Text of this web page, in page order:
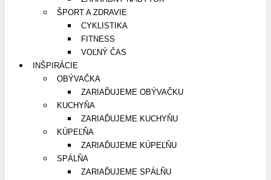
ŠPORT A ZDRAVIE
CYKLISTIKA
FITNESS
VOĽNÝ ČAS
INŠPIRÁCIE
OBÝVAČKA
ZARIAĎUJEME OBÝVAČKU
KUCHYŇA
ZARIAĎUJEME KUCHYŇU
KÚPEĽŇA
ZARIAĎUJEME KÚPEĽŇU
SPÁLŇA
ZARIAĎUJEME SPÁLŇU